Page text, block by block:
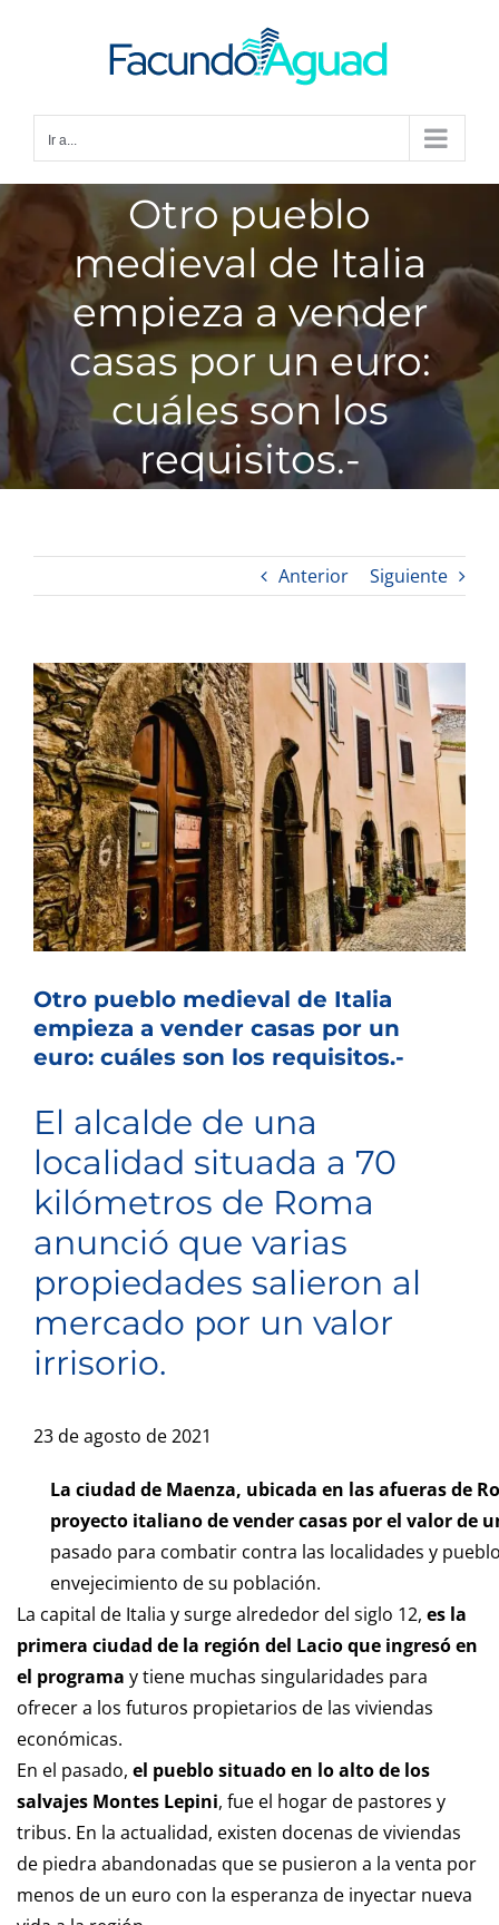
Ir a...
Otro pueblo
medieval de Italia
empieza a vender
casas por un euro:
cuáles son los
requisitos.-
Anterior Siguiente
Ver
imagen
más
grande
Otro pueblo medieval de Italia
empieza a vender casas por un
euro: cuáles son los requisitos.-
El alcalde de una
localidad situada a 70
kilómetros de Roma
anunció que varias
propiedades salieron al
mercado por un valor
irrisorio.
23 de agosto de 2021
La ciudad de Maenza, ubicada en las afueras de
proyecto italiano de vender casas por el valor de
pasado para combatir contra las localidades y
envejecimiento de su población.
La capital de Italia y surge alrededor del siglo 12, es la
primera ciudad de la región del Lacio que ingresó en
el programa y tiene muchas singularidades para
ofrecer a los futuros propietarios de las viviendas
económicas.
En el pasado, el pueblo situado en lo alto de los
salvajes Montes Lepini, fue el hogar de pastores y
tribus. En la actualidad, existen docenas de viviendas
de piedra abandonadas que se pusieron a la venta por
menos de un euro con la esperanza de inyectar nueva